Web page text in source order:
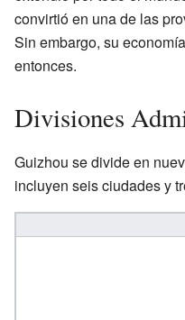
convirtió en una de las
Sin embargo, su
entonces.
Divisiones
Guizhou se divide en
incluyen seis ciudades y